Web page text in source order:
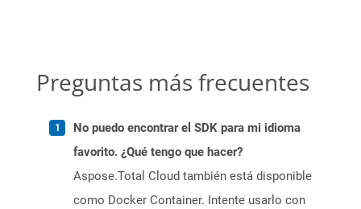
Preguntas más frecuentes
No puedo encontrar el SDK para mi idioma
favorito. ¿Qué tengo que hacer?
Aspose.Total Cloud también está disponible
como Docker Container. Intente usarlo con